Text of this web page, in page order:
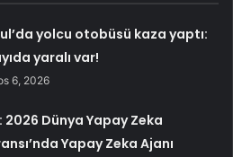
yolcu otobüsü kaza yaptı:
yaralı var!
6, 2026
2026 Dünya Yapay Zeka
Yapay Zeka Ajanı